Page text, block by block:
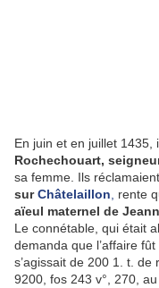
En juin et en juillet
Rochechouart,
sa femme. Ils
surChâtelaillon rente
aïeul maternel de
Le connétable, qui était
demanda que l’affaire
s’agissait de 200 1. t.
9200, fos 243 v°, 270,